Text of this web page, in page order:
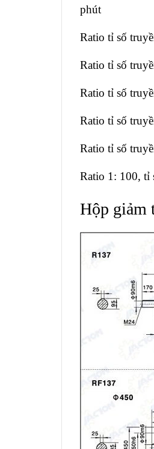
phút
Ratio tỉ số
Ratio tỉ số
Ratio tỉ số
Ratio tỉ số
Ratio tỉ số
Ratio 1: 100, tỉ
Hộp giảm